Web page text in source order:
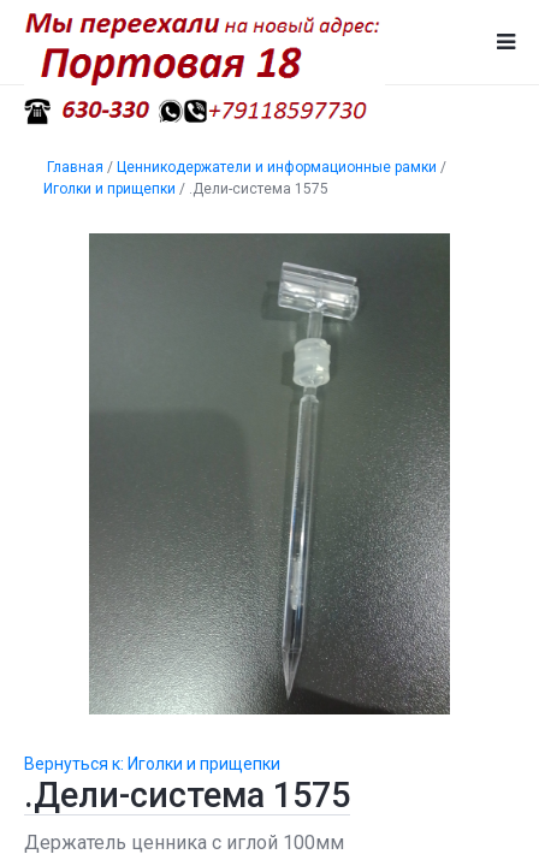
Главная / Ценникодержатели и информационные рамки /
Иголки и прищепки / .Дели-система 1575
Вернуться к: Иголки и прищепки
.Дели-система 1575
Держатель ценника с иглой 100мм